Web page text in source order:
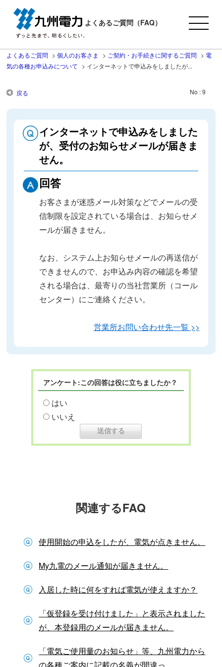
よくあるご質問（FAQ）
よくあるご質問 >個人のお客さま > ご契約・お手続きに関するご質問 > 電
気の各種お申込みについて > インターネットで申込みをしましたが...
戻る No : 9
インターネットで申込みをしました
が、受付のお知らせメールが届きま
せん。
回答
お客さまが迷惑メール対策などでメールの受
信制限を設定されている場合は、お知らせメ
ールが届きません。
なお、システム上お知らせメールの再送信が
できませんので、お申込み内容の確認を希望
される場合は、最寄りの当社営業所（コール
センター）にご連絡ください。
営業所お問い合わせ先一覧 >>
アンケート:この回答は役に立ちましたか？
はい
いいえ
関連するFAQ
使用開始の申込をしたが、電気が点きません。
My九電のメール通知が届きません。
入居した時に何をすれば電気が使えますか？
「仮登録を受け付けました」と表示されました
が、本登録用のメールが届きません。
「電気ご使用量のお知らせ」等、九州電力から
の各種ご案内に記載の名義が間違っ...